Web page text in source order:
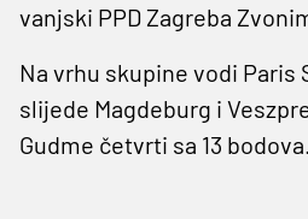
vanjski PPD Zagreba
Na vrhu skupine vodi Paris
slijede Magdeburg i
Gudme četvrti sa 13